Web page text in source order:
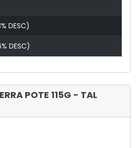
DESC)
DESC)
POTE 115G - TAL